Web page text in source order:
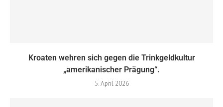
Kroaten wehren sich gegen die Trinkgeldkultur
„amerikanischer Prägung“.
5. April 2026